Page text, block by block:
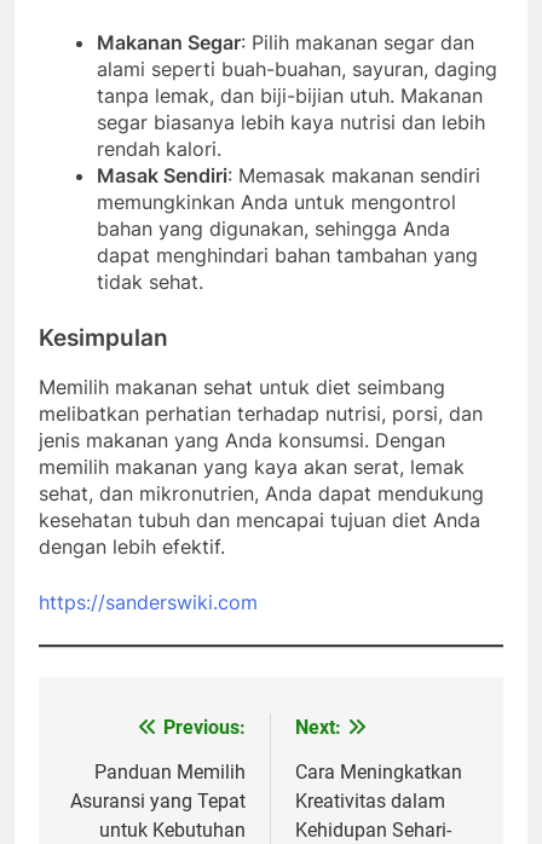
Makanan Segar: Pilih makanan segar dan
alami seperti buah-buahan, sayuran, daging
tanpa lemak, dan biji-bijian utuh. Makanan
segar biasanya lebih kaya nutrisi dan lebih
rendah kalori.
Masak Sendiri: Memasak makanan sendiri
memungkinkan Anda untuk mengontrol
bahan yang digunakan, sehingga Anda
dapat menghindari bahan tambahan yang
tidak sehat.
Kesimpulan
Memilih makanan sehat untuk diet seimbang
melibatkan perhatian terhadap nutrisi, porsi, dan
jenis makanan yang Anda konsumsi. Dengan
memilih makanan yang kaya akan serat, lemak
sehat, dan mikronutrien, Anda dapat mendukung
kesehatan tubuh dan mencapai tujuan diet Anda
dengan lebih efektif.
https://sanderswiki.com
navigation
Previous:
Panduan Memilih
Asuransi yang Tepat
untuk Kebutuhan
Next:
Cara Meningkatkan
Kreativitas dalam
Kehidupan Sehari-